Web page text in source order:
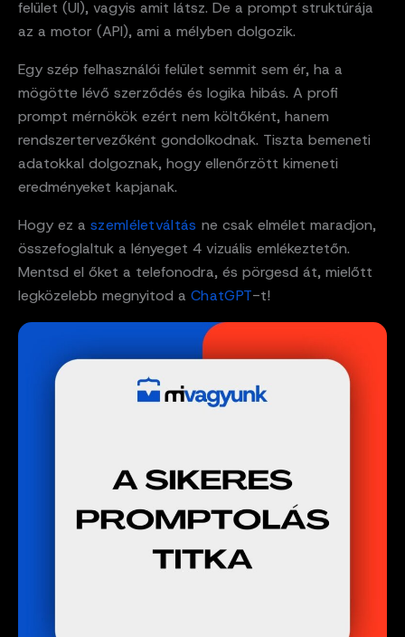
felület (UI), vagyis amit látsz. De a prompt struktúrája
az a motor (API), ami a mélyben dolgozik.
Egy szép felhasználói felület semmit sem ér, ha a
mögötte lévő szerződés és logika hibás. A profi
prompt mérnökök ezért nem költőként, hanem
rendszertervezőként gondolkodnak. Tiszta bemeneti
adatokkal dolgoznak, hogy ellenőrzött kimeneti
eredményeket kapjanak.
Hogy ez a szemléletváltás ne csak elmélet maradjon,
összefoglaltuk a lényeget 4 vizuális emlékeztetőn.
Mentsd el őket a telefonodra, és pörgesd át, mielőtt
legközelebb megnyitod a ChatGPT-t!